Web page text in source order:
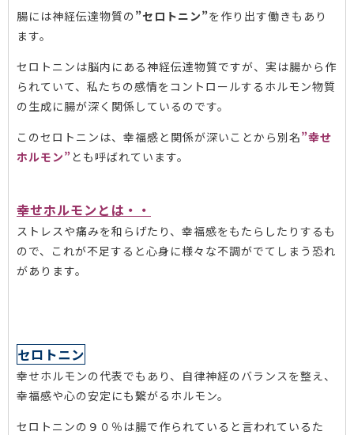
腸には神経伝達物質の ”セロトニン”を作り出す働きもあり
ます。
セロトニンは脳内にある神経伝達物質ですが、実は腸から作
られていて、私たちの感情をコントロールするホルモン物質
の生成に腸が深く関係しているのです。
このセロトニンは、幸福感と関係が深いことから別名”幸せ
ホルモン”とも呼ばれています。
幸せホルモンとは・・
ストレスや痛みを和らげたり、幸福感をもたらしたりするも
ので、これが不足すると心身に様々な不調がでてしまう恐れ
があります。
セロトニン
幸せホルモンの代表でもあり、自律神経のバランスを整え、
幸福感や心の安定にも繋がるホルモン。
セロトニンの９０％は腸で作られていると言われているた